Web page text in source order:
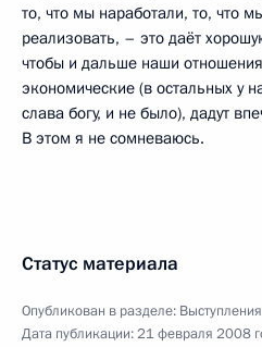
то, что мы наработали, то, что
реализовать, – это даёт
чтобы и дальше наши
экономические (в остальных у
слава богу, и не было), дадут
В этом я не сомневаюсь.
Статус материала
Опубликован в разделе:
Дата публикации:21 февраля 2008